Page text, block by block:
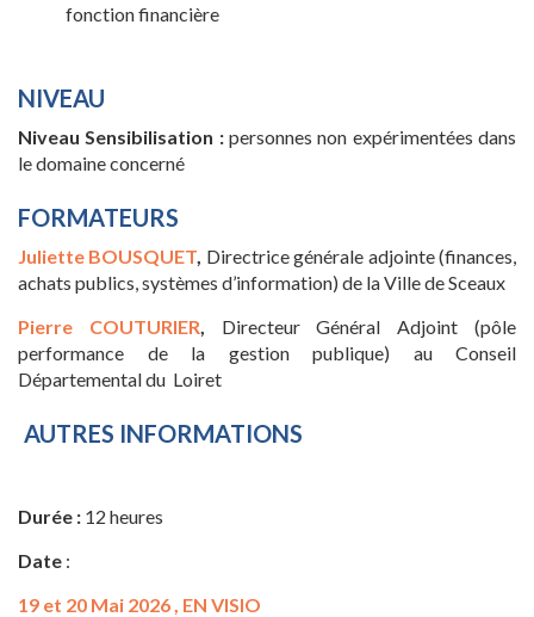
fonction financière
NIVEAU
Niveau Sensibilisation :personnes non expérimentées dans
le domaine concerné
FORMATEURS
Juliette BOUSQUET, Directrice générale adjointe (finances,
achats publics, systèmes d’information) de la Ville de Sceaux
Pierre COUTURIER, Directeur Général Adjoint (pôle
performance de la gestion publique) au Conseil
Départemental du Loiret
AUTRES INFORMATIONS
Durée : 12 heures
Date :
19 et 20 Mai 2026 , EN VISIO